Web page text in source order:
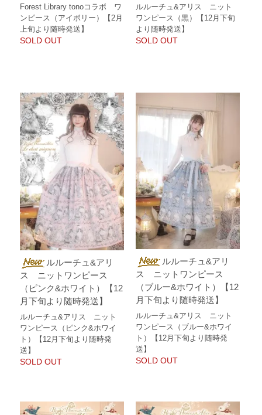
Forest Library tonoコラボ ワ
ンピース（アイボリー）【2月
上旬より随時発送】
SOLD OUT
ルルーチュ&アリス ニット
ワンピース（黒）【12月下旬
より随時発送】
SOLD OUT
ルルーチュ&アリ
ス ニットワンピース
（ピンク&ホワイト）【12
月下旬より随時発送】
ルルーチュ&アリス ニット
ワンピース（ピンク&ホワイ
ト）【12月下旬より随時発
送】
SOLD OUT
ルルーチュ&アリ
ス ニットワンピース
（ブルー&ホワイト）【12
月下旬より随時発送】
ルルーチュ&アリス ニット
ワンピース（ブルー&ホワイ
ト）【12月下旬より随時発
送】
SOLD OUT